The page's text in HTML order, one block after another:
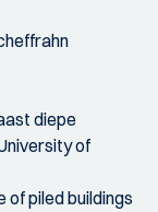
diepe
of
of piled buildings